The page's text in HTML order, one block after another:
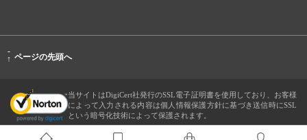
-
↑ ページの先頭へ
当サイトはDigiCert社発行のSSL電子証明書を使用しており、お客様
によって入力される内容は個人情報保護方針に基づき送信時にSSL
という暗号化技術によって保護されます。